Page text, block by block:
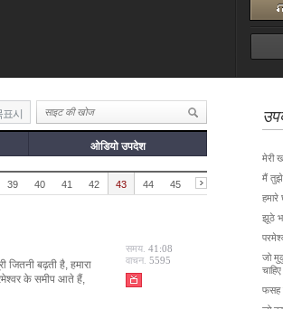
시
ओडियो उपदेश
39 40 41 42 43 44 45
बढ़ती है, हमारा
के समीप आते हैं,
समय. 41:08
वाचन. 5595